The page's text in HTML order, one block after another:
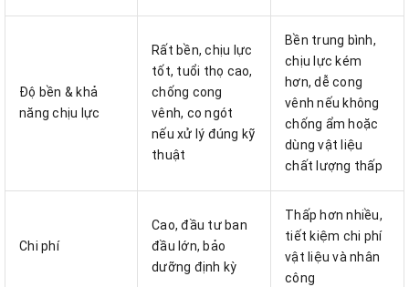
Độ bền & khả
năng chịu lực
Rất bền, chịu lực
tốt, tuổi thọ cao,
chống cong
vênh, co ngót
nếu xử lý đúng kỹ
thuật
Bền trung bình,
chịu lực kém
hơn, dễ cong
vênh nếu không
chống ẩm hoặc
dùng vật liệu
chất lượng thấp
Chi phí
Cao, đầu tư ban
đầu lớn, bảo
dưỡng định kỳ
Thấp hơn nhiều,
tiết kiệm chi phí
vật liệu và nhân
công